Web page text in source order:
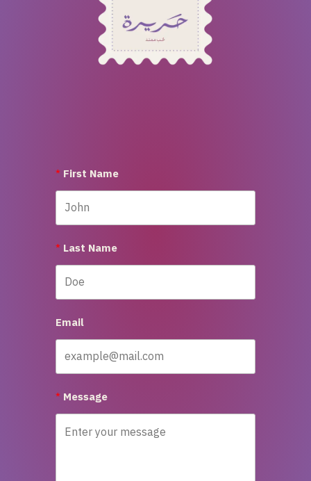
First Name
Last Name
Email
Message